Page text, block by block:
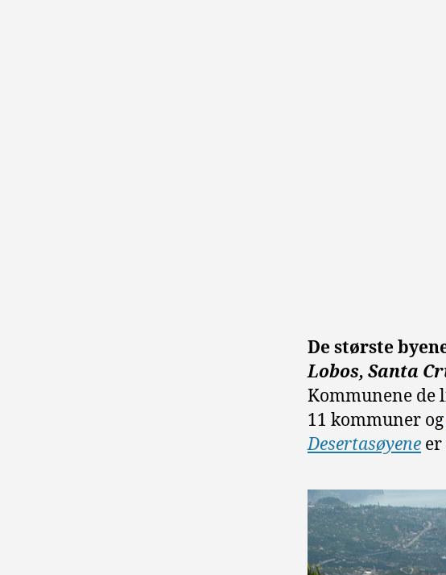
De største
Lobos, Santa
Kommunene de
11 kommuner og
Desertasøyene